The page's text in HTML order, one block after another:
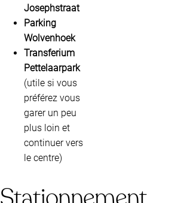
Josephstraat
Parking
Wolvenhoek
Transferium
Pettelaarpark
(utile si vous
préférez vous
garer un peu
plus loin et
continuer vers
le centre)